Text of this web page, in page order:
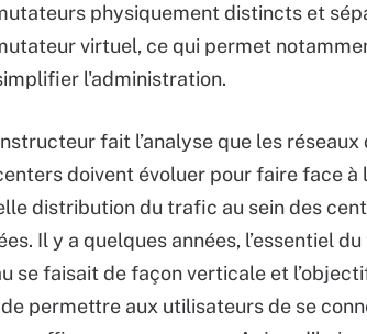
physiquement distincts et
virtuel, ce qui permet
l'administration.
fait l’analyse que les réseaux
doivent évoluer pour faire face à
distribution du trafic au sein des
Il y a quelques années, l’essentiel
se faisait de façon verticale et
permettre aux utilisateurs de se